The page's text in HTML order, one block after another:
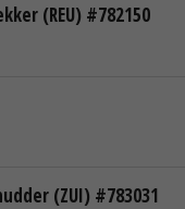
(REU) #782150
(ZUI) #783031